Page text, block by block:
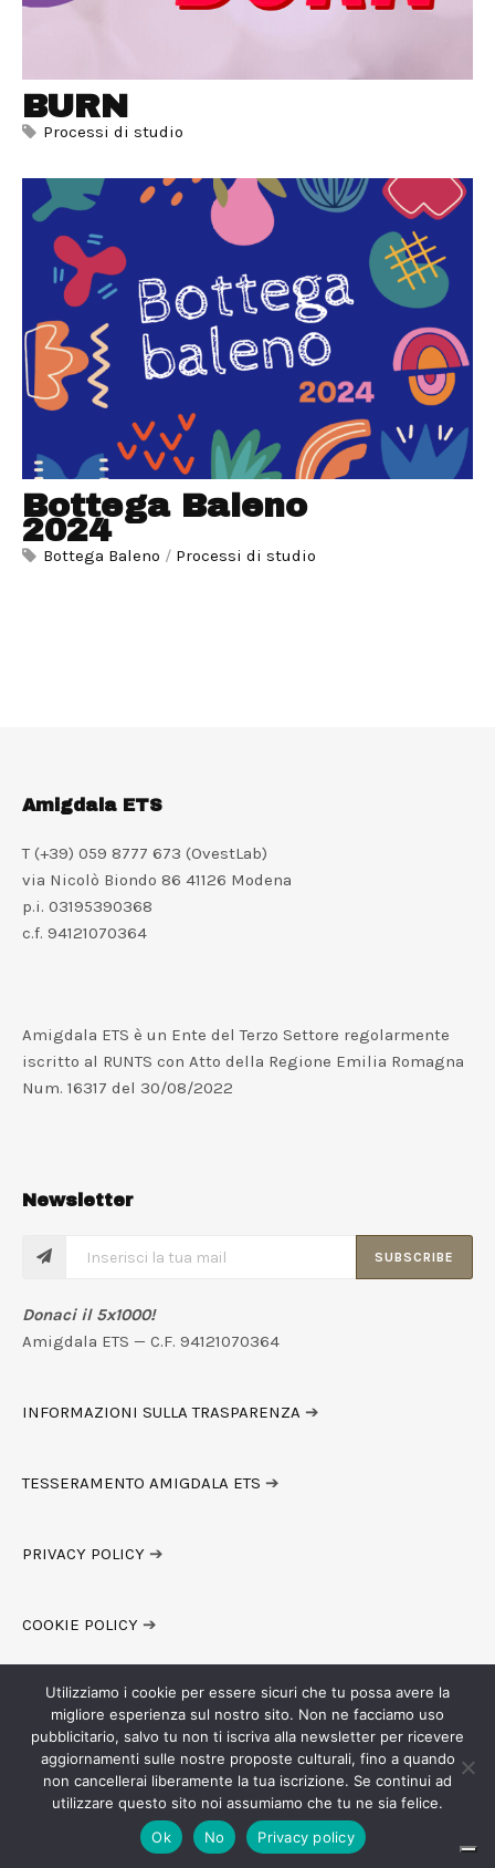
BURN
Processi di studio
Bottega Baleno
2024
Bottega Baleno / Processi di studio
Amigdala ETS
T (+39) 059 8777 673 (OvestLab)
via Nicolò Biondo 86 41126 Modena
p.i. 03195390368
c.f. 94121070364
Amigdala ETS è un Ente del Terzo Settore regolarmente
iscritto al RUNTS con Atto della Regione Emilia Romagna
Num. 16317 del 30/08/2022
Newsletter
SUBSCRIBE
Donaci il 5x1000!
Amigdala ETS — C.F. 94121070364
INFORMAZIONI SULLA TRASPARENZA ➔
TESSERAMENTO AMIGDALA ETS ➔
PRIVACY POLICY ➔
COOKIE POLICY ➔
© 2020-23 COLLETTIVO AMIGDALA — ALL RIGHTS RESERVED
Utilizziamo i cookie per essere sicuri che tu possa avere la
migliore esperienza sul nostro sito. Non ne facciamo uso
pubblicitario, salvo tu non ti iscriva alla newsletter per ricevere
aggiornamenti sulle nostre proposte culturali, fino a quando
non cancellerai liberamente la tua iscrizione. Se continui ad
utilizzare questo sito noi assumiamo che tu ne sia felice.
Ok
No Privacy policy